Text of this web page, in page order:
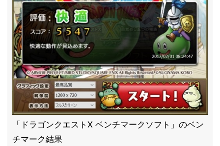
「ドラゴンクエストX ベンチマークソフト」のベン
チマーク結果